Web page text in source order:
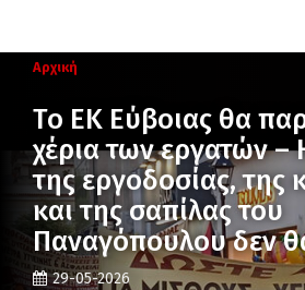
Αρχική
Το ΕK Εύβοιας θα
χέρια των εργατών –
της εργοδοσίας, της
και της σαπίλας του
Παναγόπουλου δεν
29-05-2026